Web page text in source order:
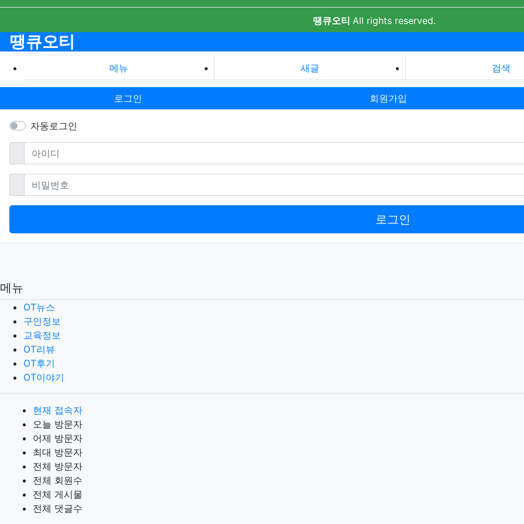
땡큐오티 All rights reserved.
땡큐오티
메뉴 새글 검색
로그인 회원가입
자동로그인
아이디필수
비밀번호필수
로그인
메뉴
OT뉴스
구인정보
교육정보
OT리뷰
OT후기
OT이야기
현재 접속자
오늘 방문자
어제 방문자
최대 방문자
전체 방문자
전체 회원수
전체 게시물
전체 댓글수